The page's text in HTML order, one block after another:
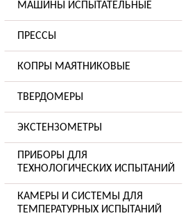
МАШИНЫ ИСПЫТАТЕЛЬНЫЕ
ПРЕССЫ
КОПРЫ МАЯТНИКОВЫЕ
ТВЕРДОМЕРЫ
ЭКСТЕНЗОМЕТРЫ
ПРИБОРЫ ДЛЯ
ТЕХНОЛОГИЧЕСКИХ ИСПЫТАНИЙ
КАМЕРЫ И СИСТЕМЫ ДЛЯ
ТЕМПЕРАТУРНЫХ ИСПЫТАНИЙ